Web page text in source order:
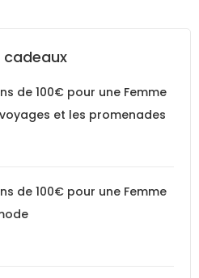
cadeaux
de 100€ pour une Femme
et les promenades
de 100€ pour une Femme